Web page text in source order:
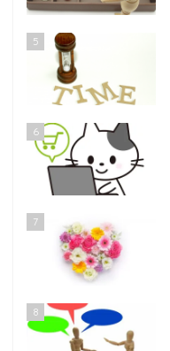
5
6
7
8